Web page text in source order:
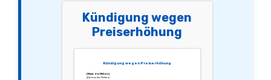
Kündigung wegen
Preiserhöhung
Kündigung wegen Preiserhöhung
[Name des Mieters]
[Adresse des Mieters]